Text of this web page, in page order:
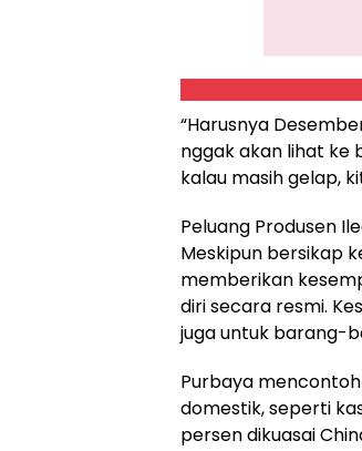
“Harusnya
nggak akan lihat ke
kalau masih gelap,
Peluang Produsen
Meskipun bersikap
memberikan
diri secara resmi.
juga untuk barang-
Purbaya
domestik, seperti
persen dikuasai